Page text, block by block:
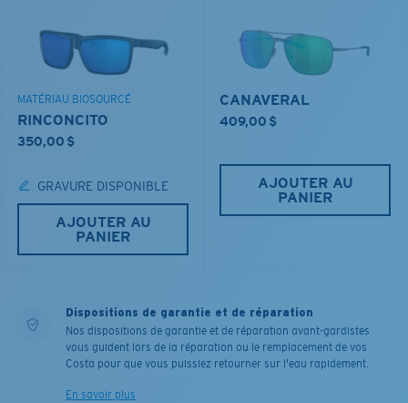
MATÉRIAU BIOSOURCÉ
RINCONCITO
350,00 $
GRAVURE DISPONIBLE
AJOUTER AU
PANIER
CANAVERAL
409,00 $
AJOUTER AU
PANIER
Dispositions de garantie et de réparation
Nos dispositions de garantie et de réparation avant-gardistes
vous guident lors de la réparation ou le remplacement de vos
Costa pour que vous puissiez retourner sur l'eau rapidement.
En savoir plus